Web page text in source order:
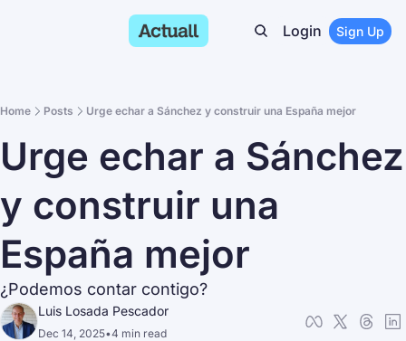
Login Sign Up
Home Posts Urge echar a Sánchez y construir una España mejor
Urge echar a Sánchez
y construir una
España mejor
¿Podemos contar contigo?
Luis Losada Pescador
Dec 14, 2025•4 min read